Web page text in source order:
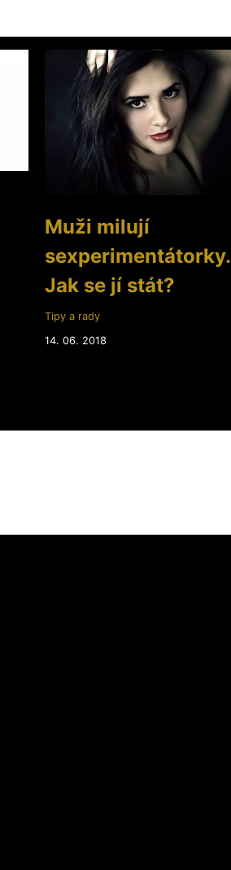
Muži milují
sexperimentátorky.
Jak se jí stát?
Tipy a rady
14. 06. 2018